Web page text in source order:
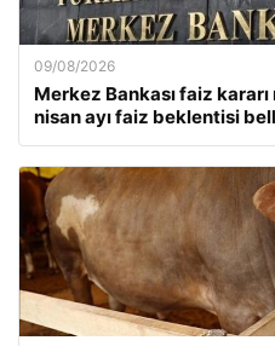
09/08/2026
Merkez Bankası faiz
nisan ayı faiz beklentisi